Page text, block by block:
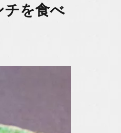
チを食べ